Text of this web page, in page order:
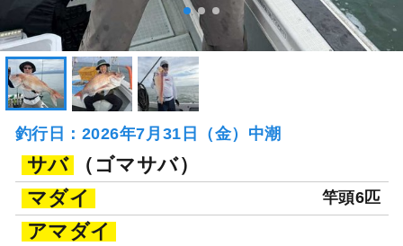
釣行日：2026年7月31日（金）中潮
サバ
（ゴマサバ）
マダイ
竿頭6匹
アマダイ